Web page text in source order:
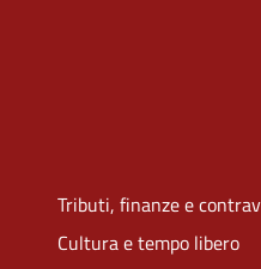
Tributi, finanze e
Cultura e tempo libero